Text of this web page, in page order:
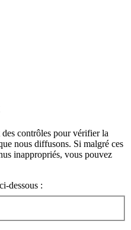
contrôles pour vérifier la
nous diffusons. Si malgré ces
inappropriés, vous pouvez
dessous :